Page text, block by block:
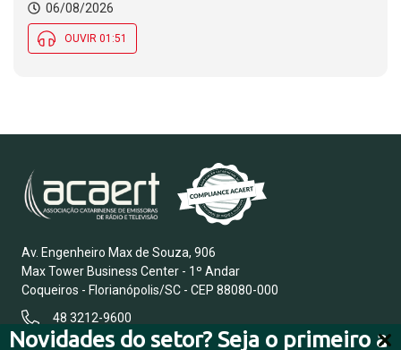
Novidades do setor? Seja o primeiro a
06/08/2026
OUVIR 01:51
Av. Engenheiro Max de Souza, 906
Max Tower Business Center - 1º Andar
Coqueiros - Florianópolis/SC - CEP 88080-000
48 3212-9600